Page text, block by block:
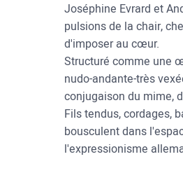
Joséphine Evrard et
pulsions de la chair,
d'imposer au cœur.
Structuré comme une
nudo-andante-très
conjugaison du mime,
Fils tendus, cordages,
bousculent dans
l'expressionisme